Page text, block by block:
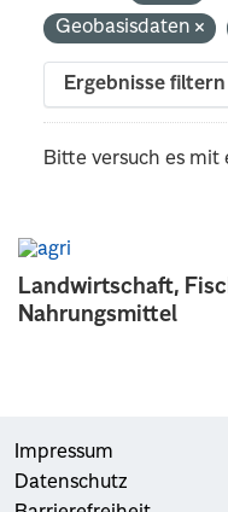
Landwirtschaft,
Nahrungsmittel
Geobasisdaten
Ergebnisse filtern
Bitte versuch es mit
Impressum
Datenschutz